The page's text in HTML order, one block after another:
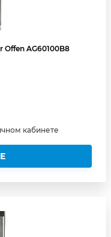
Offen AG60100B8
кабинете